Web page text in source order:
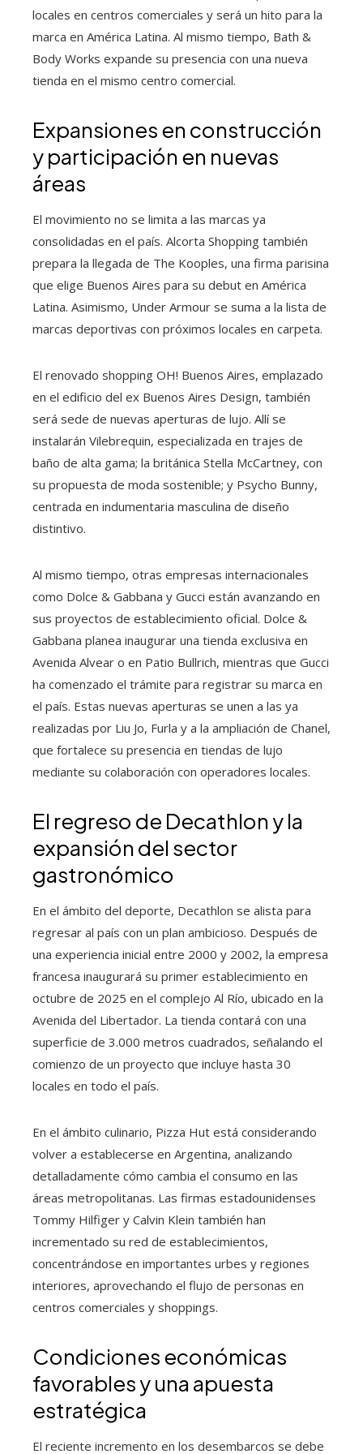
locales en centros comerciales y será un hito para la
marca en América Latina. Al mismo tiempo, Bath &
Body Works expande su presencia con una nueva
tienda en el mismo centro comercial.
Expansiones en construcción
y participación en nuevas
áreas
El movimiento no se limita a las marcas ya
consolidadas en el país. Alcorta Shopping también
prepara la llegada de The Kooples, una firma parisina
que elige Buenos Aires para su debut en América
Latina. Asimismo, Under Armour se suma a la lista de
marcas deportivas con próximos locales en carpeta.
El renovado shopping OH! Buenos Aires, emplazado
en el edificio del ex Buenos Aires Design, también
será sede de nuevas aperturas de lujo. Allí se
instalarán Vilebrequin, especializada en trajes de
baño de alta gama; la británica Stella McCartney, con
su propuesta de moda sostenible; y Psycho Bunny,
centrada en indumentaria masculina de diseño
distintivo.
Al mismo tiempo, otras empresas internacionales
como Dolce & Gabbana y Gucci están avanzando en
sus proyectos de establecimiento oficial. Dolce &
Gabbana planea inaugurar una tienda exclusiva en
Avenida Alvear o en Patio Bullrich, mientras que Gucci
ha comenzado el trámite para registrar su marca en
el país. Estas nuevas aperturas se unen a las ya
realizadas por Liu Jo, Furla y a la ampliación de Chanel,
que fortalece su presencia en tiendas de lujo
mediante su colaboración con operadores locales.
El regreso de Decathlon y la
expansión del sector
gastronómico
En el ámbito del deporte, Decathlon se alista para
regresar al país con un plan ambicioso. Después de
una experiencia inicial entre 2000 y 2002, la empresa
francesa inaugurará su primer establecimiento en
octubre de 2025 en el complejo Al Río, ubicado en la
Avenida del Libertador. La tienda contará con una
superficie de 3.000 metros cuadrados, señalando el
comienzo de un proyecto que incluye hasta 30
locales en todo el país.
En el ámbito culinario, Pizza Hut está considerando
volver a establecerse en Argentina, analizando
detalladamente cómo cambia el consumo en las
áreas metropolitanas. Las firmas estadounidenses
Tommy Hilfiger y Calvin Klein también han
incrementado su red de establecimientos,
concentrándose en importantes urbes y regiones
interiores, aprovechando el flujo de personas en
centros comerciales y shoppings.
Condiciones económicas
favorables y una apuesta
estratégica
El reciente incremento en los desembarcos se debe